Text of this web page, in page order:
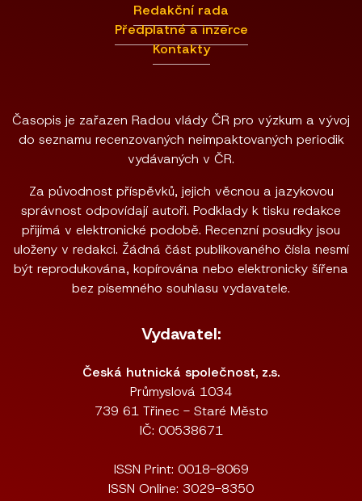
Redakční rada
Předplatné a inzerce
Kontakty
Časopis je zařazen Radou vlády ČR pro výzkum a vývoj
do seznamu recenzovaných neimpaktovaných periodik
vydávaných v ČR.
Za původnost příspěvků, jejich věcnou a jazykovou
správnost odpovídají autoři. Podklady k tisku redakce
přijímá v elektronické podobě. Recenzní posudky jsou
uloženy v redakci. Žádná část publikovaného čísla nesmí
být reprodukována, kopírována nebo elektronicky šířena
bez písemného souhlasu vydavatele.
Vydavatel:
Česká hutnická společnost, z.s.
Průmyslová 1034
739 61 Třinec - Staré Město
IČ: 00538671
ISSN Print: 0018-8069
ISSN Online: 3029-8350